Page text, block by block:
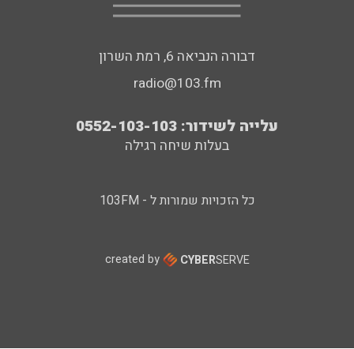
דבורה הנביאה 6, רמת השרון
radio@103.fm
עלייה לשידור: 0552-103-103
בעלות שיחה רגילה
כל הזכויות שמורות ל - 103FM
created by CYBERSERVE